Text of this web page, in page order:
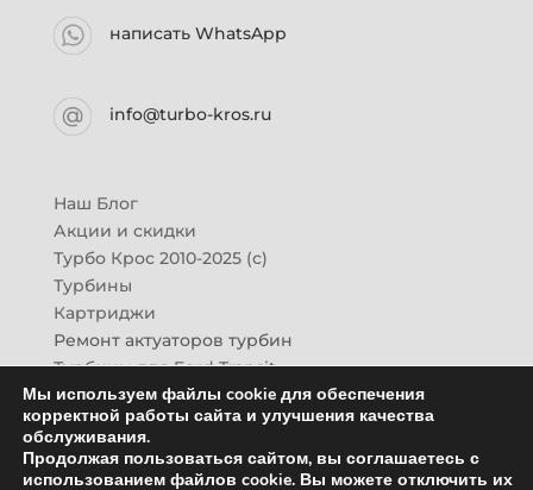
написать WhatsApp
info@turbo-kros.ru
Наш Блог
Акции и скидки
Турбо Крос 2010-2025 (с)
Турбины
Картриджи
Ремонт актуаторов турбин
Турбины для Ford Transit
Турбины для Mazda CX-7
Картридж для ГАЗон-Next
Турбины HINO (Хино)
Купить новую турбину
Мы используем файлы cookie для обеспечения
корректной работы сайта и улучшения качества
обслуживания.
Продолжая пользоваться сайтом, вы соглашаетесь с
использованием файлов cookie. Вы можете отключить их